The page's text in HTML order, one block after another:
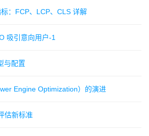
：FCP、LCP、CLS 详解
吸引意向用户-1
与配置
Engine Optimization）的演进
估新标准